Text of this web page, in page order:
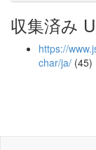
収集済み
https://
char/ja/ (45)